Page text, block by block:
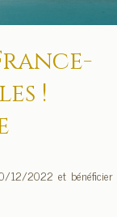
!
12/2022 et bénéficier